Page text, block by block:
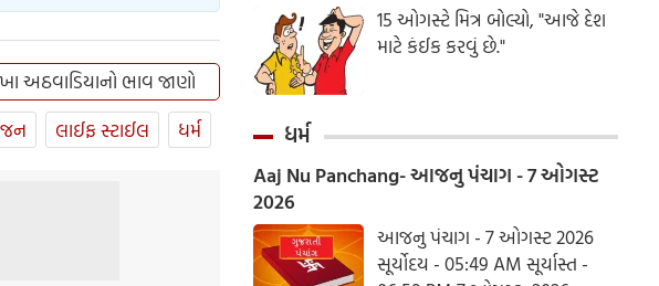
અઠવાડિયાનો ભાવ જાણો
લાઈફ સ્ટાઈલ ધર્મ
15 ઓગસ્ટે મિત્ર બોલ્યો, "આજે દેશ
માટે કંઈક કરવું છે."
ધર્મ
Aaj Nu Panchang- આજનુ પંચાગ - 7 ઓગસ્ટ
2026
આજનુ પંચાગ - 7 ઓગસ્ટ 2026
સૂર્યોદય - 05:49 AM સૂર્યાસ્ત -